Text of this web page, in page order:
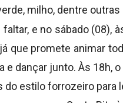
milho, dentre
e no sábado (08),
que promete animar
e dançar junto. Às 18h,
do estilo forrozeiro para